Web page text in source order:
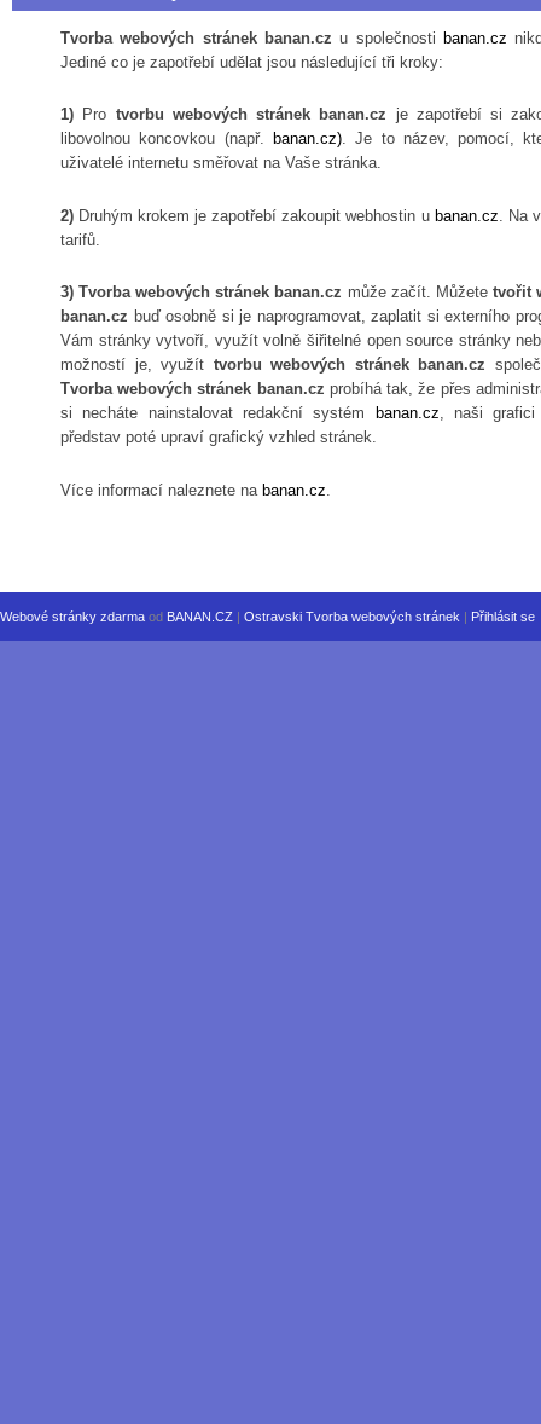
Tvorba webových stránek banan.cz u společnosti banan.cz
Jediné co je zapotřebí udělat jsou následující tři kroky:
1) Pro tvorbu webových stránek banan.cz je zapotřebí si
libovolnou koncovkou (např.
banan.cz). Je to název, pomocí,
uživatelé internetu směřovat na Vaše stránka.
2) Druhým krokem je zapotřebí zakoupit webhostin u banan.cz . Na
tarifů.
3) Tvorba webových stránek banan.cz může začít. Můžete tvořit
banan.cz buď osobně si je naprogramovat, zaplatit si externího
Vám stránky vytvoří, využít volně šiřitelné open source stránky
možností je, využít tvorbu webových stránek banan.cz
Tvorba webových stránek banan.cz probíhá tak, že přes
si necháte nainstalovat redakční systém
banan.cz, naši
představ poté upraví grafický vzhled stránek.
Více informací naleznete na banan.cz
Webové stránky zdarma od BANAN.CZ Ostravski Tvorba webových stránek Přihlásit se